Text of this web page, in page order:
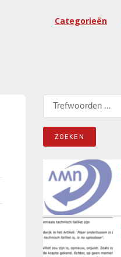
Categorieën
Zoeken naar: